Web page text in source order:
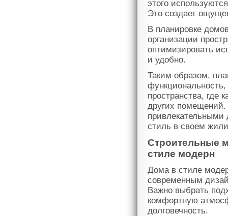
этого
Это создает
В планировке
организации
оптимизировать
и удобно.
Таким образом,
пространства, где
других помещений.
привлекательными
стиль в своем
Строительные
стиле модерн
Дома в стиле
современным
Важно выбрать
комфортную
долговечность.